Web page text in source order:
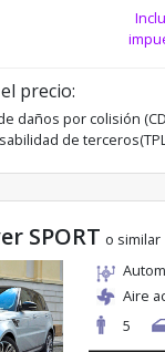
precio:
daños por colisión
de
SPORT o similar
Aire
5